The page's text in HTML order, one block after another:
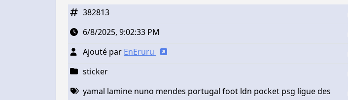
382813
6/8/2025, 9:02:33 PM
Ajouté par EnEruru
sticker
yamal lamine nuno mendes portugal foot ldn pocket psg ligue des